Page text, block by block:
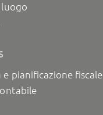
e pianificazione fiscale